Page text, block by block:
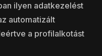
ilyen adatkezelést
automatizált
a profilalkotást